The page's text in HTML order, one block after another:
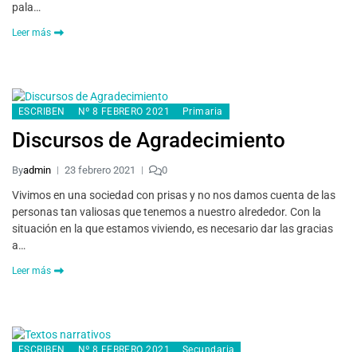
pala…
Leer más
ESCRIBEN Nº 8 FEBRERO 2021 Primaria
Discursos de Agradecimiento
Byadmin 23 febrero 2021 0
Vivimos en una sociedad con prisas y no nos damos cuenta de las
personas tan valiosas que tenemos a nuestro alrededor. Con la
situación en la que estamos viviendo, es necesario dar las gracias
a…
Leer más
ESCRIBEN Nº 8 FEBRERO 2021 Secundaria